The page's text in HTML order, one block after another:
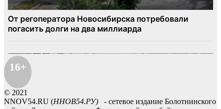
16+
© 2021
NNOV54.RU (ННОВ54.РУ) - сетевое издание Болотнинского